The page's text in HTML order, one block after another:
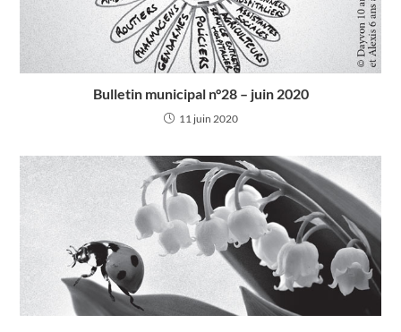
Bulletin municipal n°28 – juin 2020
11 juin 2020